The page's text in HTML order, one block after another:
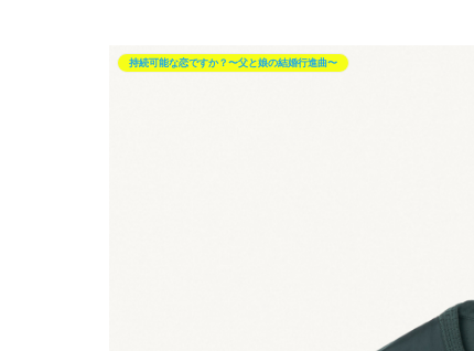
持続可能な恋ですか？〜父と娘の結婚行進曲〜